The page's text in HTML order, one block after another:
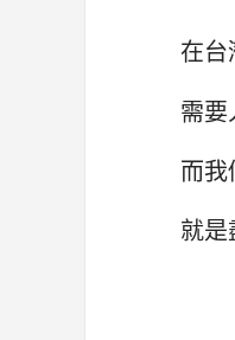
在
需
而
就